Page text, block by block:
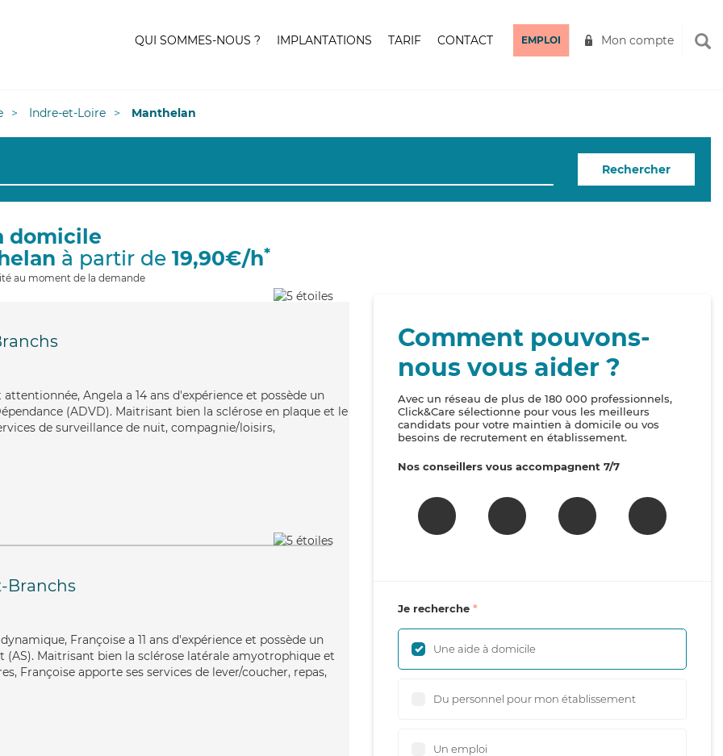
QUI SOMMES-NOUS ? IMPLANTATIONS TARIF CONTACT EMPLOI Mon compte
Indre-et-Loire Manthelan
Rechercher
domicile
à partir de 19,90€/h*
au moment de la demande
Angela a 14 ans d'expérience et possède un
(ADVD). Maitrisant bien la sclérose en plaque et le
de surveillance de nuit, compagnie/loisirs,
Branchs
Françoise a 11 ans d'expérience et possède un
Maitrisant bien la sclérose latérale amyotrophique et
Françoise apporte ses services de lever/coucher, repas,
Comment pouvons-
nous vous aider ?
Avec un réseau de plus de 180 000 professionnels,
Click&Care sélectionne pour vous les meilleurs
candidats pour votre maintien à domicile ou vos
besoins de recrutement en établissement.
Nos conseillers vous accompagnent 7/7
Je recherche
Une aide à domicile
Du personnel pour mon établissement
Un emploi